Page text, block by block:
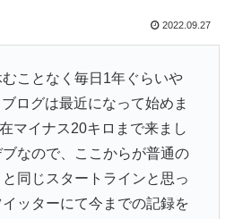
2022.09.27
ことなく毎日1年ぐらいや
ログは最近になって始めま
マイナス20キロまで来まし
なので、ここからが普通の
同じスタートラインと思っ
ッターにて今までの記録を